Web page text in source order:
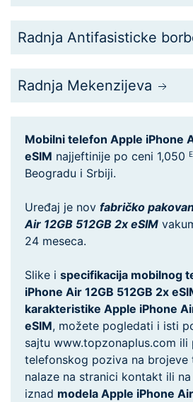
Radnja Antifasisticke
Radnja Mekenzijeva
Mobilni telefon Apple iPhone
eSIM najjeftinije po ceni 1,050
Beogradu i Srbiji.
Uređaj je nov fabričko
Air 12GB 512GB 2x eSIM
24 meseca.
Slike i specifikacija mobilnog
iPhone Air 12GB 512GB 2x
karakteristike Apple iPhone
eSIM, možete pogledati i isti
sajtu www.topzonaplus.com ili
telefonskog poziva na brojeve
nalaze na stranici kontakt ili
iznad modela Apple iPhone